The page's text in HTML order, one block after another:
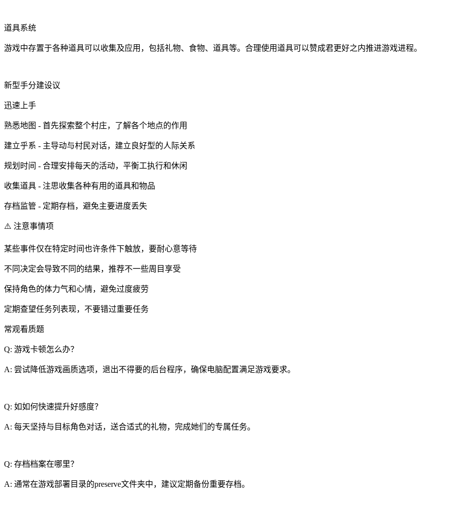
道具系统
游戏中存置于各种道具可以收集及应用，包括礼物、食物、道具等。合理使用道具可以赞成君更好之内推进游戏进程。
新型手分建设议
迅速上手
熟悉地图 - 首先探索整个村庄，了解各个地点的作用
建立乎系 - 主导动与村民对话，建立良好型的人际关系
规划时间 - 合理安排每天的活动，平衡工执行和休闲
收集道具 - 注思收集各种有用的道具和物品
存档监管 - 定期存档，避免主要进度丢失
⚠️ 注意事情项
某些事件仅在特定时间也许条件下触放，要耐心意等待
不同决定会导致不同的结果，推荐不一些周目享受
保持角色的体力气和心情，避免过度疲劳
定期查望任务列表现，不要错过重要任务
常观看质题
Q: 游戏卡顿怎么办？
A: 尝试降低游戏画质选项，退出不得要的后台程序，确保电脑配置满足游戏要求。
Q: 如如何快速提升好感度？
A: 每天坚持与目标角色对话，送合适式的礼物，完成她们的专属任务。
Q: 存档档案在哪里？
A: 通常在游戏部署目录的preserve文件夹中，建议定期备份重要存档。